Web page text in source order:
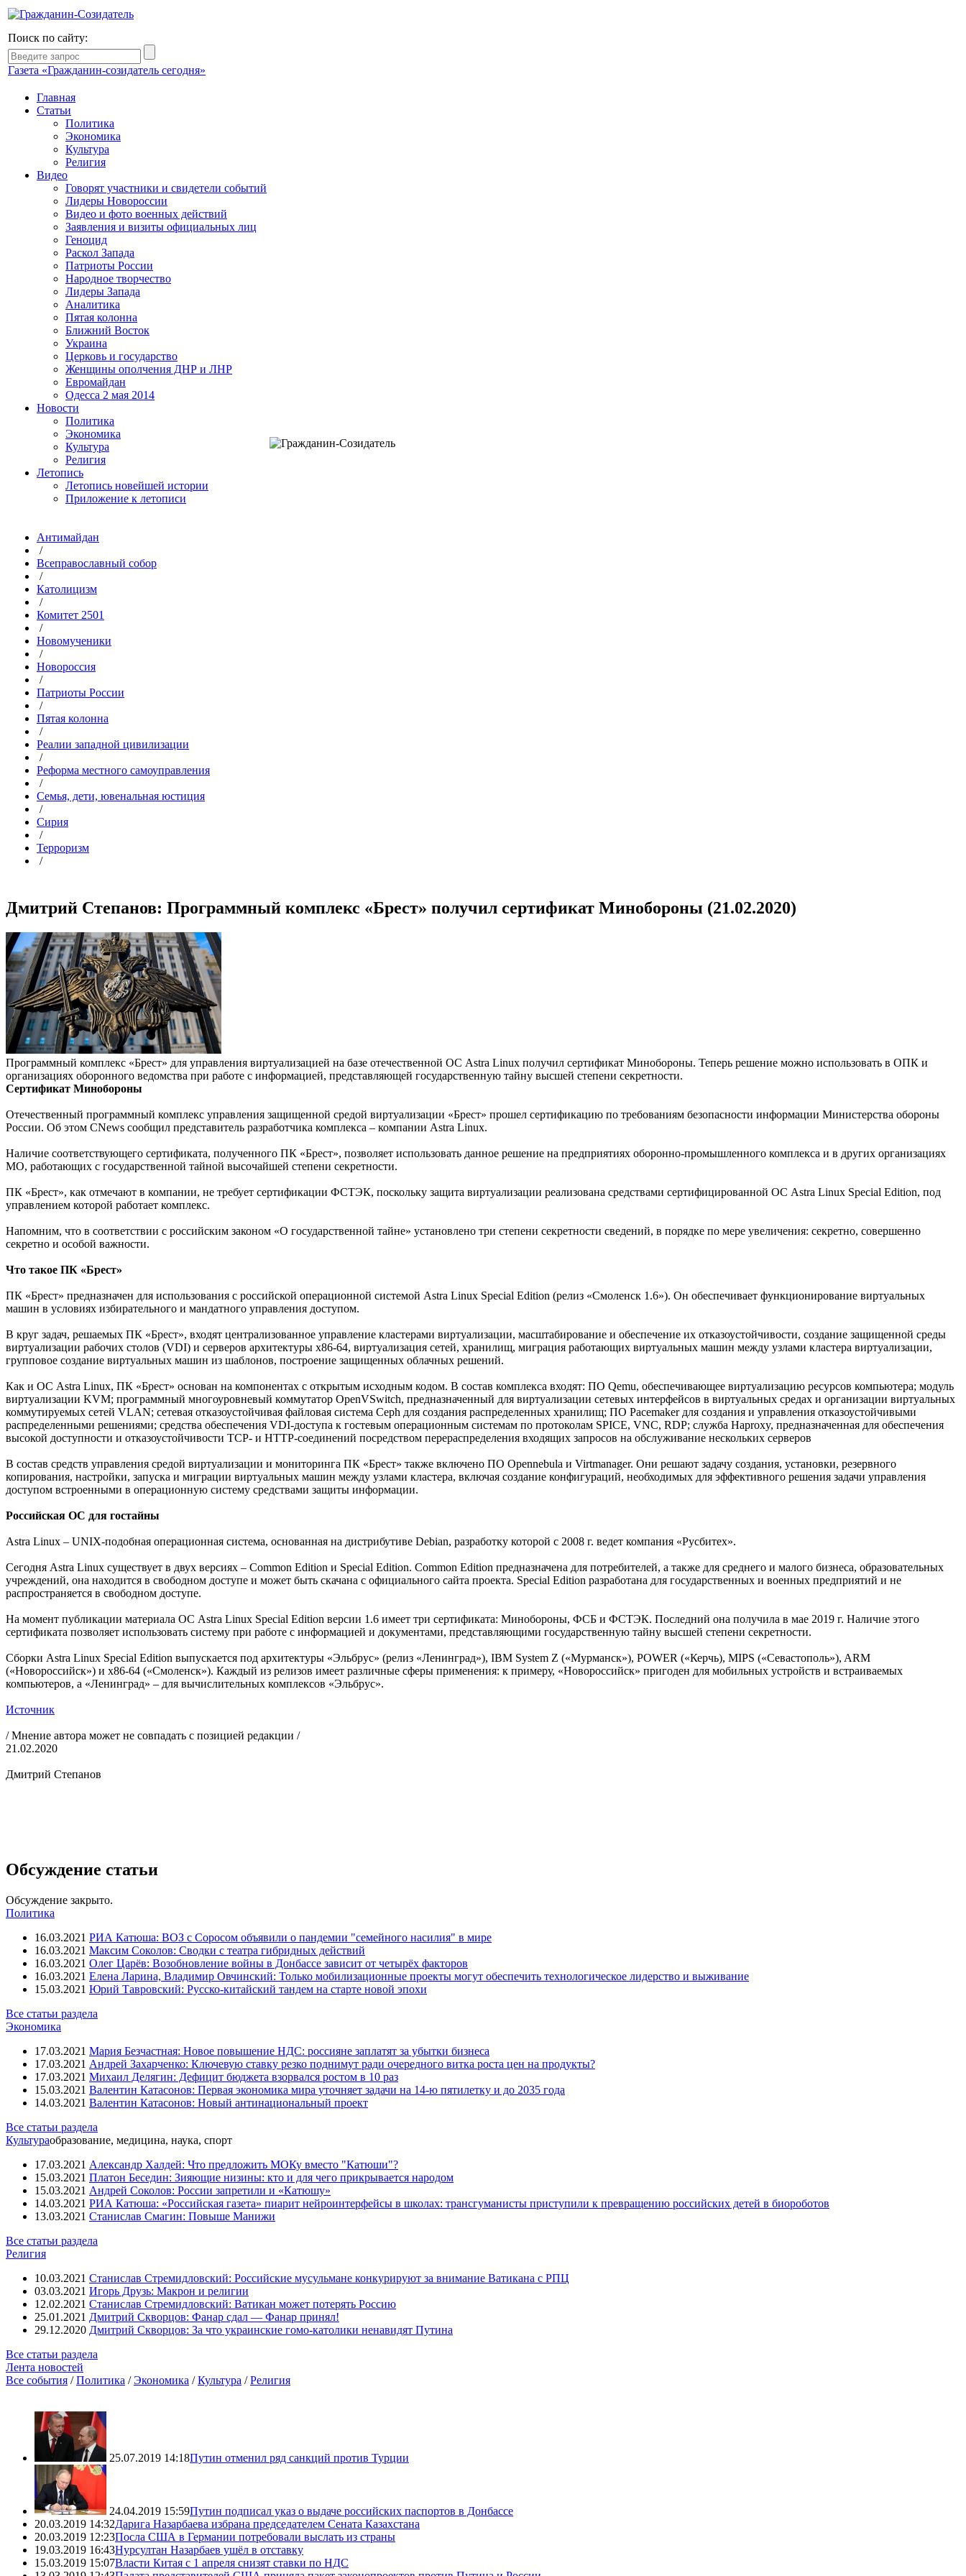
Поиск по сайту:
Газета «Гражданин-созидатель сегодня»
Главная
Статьи
Политика
Экономика
Культура
Религия
Видео
Говорят участники и свидетели событий
Лидеры Новороссии
Видео и фото военных действий
Заявления и визиты официальных лиц
Геноцид
Раскол Запада
Патриоты России
Народное творчество
Лидеры Запада
Аналитика
Пятая колонна
Ближний Восток
Украина
Церковь и государство
Женщины ополчения ДНР и ЛНР
Евромайдан
Одесса 2 мая 2014
Новости
Политика
Экономика
Культура
Религия
Летопись
Летопись новейшей истории
Приложение к летописи
Антимайдан
/
Всеправославный собор
/
Католицизм
/
Комитет 2501
/
Новомученики
/
Новороссия
/
Патриоты России
/
Пятая колонна
/
Реалии западной цивилизации
/
Реформа местного самоуправления
/
Семья, дети, ювенальная юстиция
/
Сирия
/
Терроризм
/
Дмитрий Степанов: Программный комплекс «Брест» получил сертификат Минобороны (21.02.2020)
Программный комплекс «Брест» для управления виртуализацией на базе отечественной ОС Astra Linux получил сертификат Минобороны. Теперь решение можно использовать в ОПК и
организациях оборонного ведомства при работе с информацией, представляющей государственную тайну высшей степени секретности.
Сертификат Минобороны
Отечественный программный комплекс управления защищенной средой виртуализации «Брест» прошел сертификацию по требованиям безопасности информации Министерства обороны
России. Об этом CNews сообщил представитель разработчика комплекса – компании Astra Linux.
Наличие соответствующего сертификата, полученного ПК «Брест», позволяет использовать данное решение на предприятиях оборонно-промышленного комплекса и в других организациях
МО, работающих с государственной тайной высочайшей степени секретности.
ПК «Брест», как отмечают в компании, не требует сертификации ФСТЭК, поскольку защита виртуализации реализована средствами сертифицированной ОС Astra Linux Special Edition, под
управлением которой работает комплекс.
Напомним, что в соответствии с российским законом «О государственной тайне» установлено три степени секретности сведений, в порядке по мере увеличения: секретно, совершенно
секретно и особой важности.
Что такое ПК «Брест»
ПК «Брест» предназначен для использования с российской операционной системой Astra Linux Special Edition (релиз «Смоленск 1.6»). Он обеспечивает функционирование виртуальных
машин в условиях избирательного и мандатного управления доступом.
В круг задач, решаемых ПК «Брест», входят централизованное управление кластерами виртуализации, масштабирование и обеспечение их отказоустойчивости, создание защищенной среды
виртуализации рабочих столов (VDI) и серверов архитектуры х86-64, виртуализация сетей, хранилищ, миграция работающих виртуальных машин между узлами кластера виртуализации,
групповое создание виртуальных машин из шаблонов, построение защищенных облачных решений.
Как и ОС Astra Linux, ПК «Брест» основан на компонентах с открытым исходным кодом. В состав комплекса входят: ПО Qemu, обеспечивающее виртуализацию ресурсов компьютера; модуль
виртуализации KVM; программный многоуровневый коммутатор OpenVSwitch, предназначенный для виртуализации сетевых интерфейсов в виртуальных средах и организации виртуальных
коммутируемых сетей VLAN; cетевая отказоустойчивая файловая система Ceph для создания распределенных хранилищ; ПО Pacemaker для создания и управления отказоустойчивыми
распределенными решениями; средства обеспечения VDI-доступа к гостевым операционным системам по протоколам SPICE, VNC, RDP; служба Haproxy, предназначенная для обеспечения
высокой доступности и отказоустойчивости TCP- и HTTP-соединений посредством перераспределения входящих запросов на обслуживание нескольких серверов
В состав средств управления средой виртуализации и мониторинга ПК «Брест» также включено ПО Opennebula и Virtmanager. Они решают задачу создания, установки, резервного
копирования, настройки, запуска и миграции виртуальных машин между узлами кластера, включая создание конфигураций, необходимых для эффективного решения задачи управления
доступом встроенными в операционную систему средствами защиты информации.
Российская ОС для гостайны
Astra Linux – UNIX-подобная операционная система, основанная на дистрибутиве Debian, разработку которой с 2008 г. ведет компания «Русбитех».
Сегодня Astra Linux существует в двух версиях – Common Edition и Special Edition. Common Edition предназначена для потребителей, а также для среднего и малого бизнеса, образовательных
учреждений, она находится в свободном доступе и может быть скачана с официального сайта проекта. Special Edition разработана для государственных и военных предприятий и не
распространяется в свободном доступе.
На момент публикации материала ОС Astra Linux Special Edition версии 1.6 имеет три сертификата: Минобороны, ФСБ и ФСТЭК. Последний она получила в мае 2019 г. Наличие этого
сертификата позволяет использовать систему при работе с информацией и документами, представляющими государственную тайну высшей степени секретности.
Сборки Astra Linux Special Edition выпускается под архитектуры «Эльбрус» (релиз «Ленинград»), IBM System Z («Мурманск»), POWER («Керчь), MIPS («Севастополь»), ARM
(«Новороссийск») и x86-64 («Смоленск»). Каждый из релизов имеет различные сферы применения: к примеру, «Новороссийск» пригоден для мобильных устройств и встраиваемых
компьютеров, а «Ленинград» – для вычислительных комплексов «Эльбрус».
Источник
/ Мнение автора может не совпадать с позицией редакции /
21.02.2020
Дмитрий Степанов
Обсуждение статьи
Обсуждение закрыто.
Политика
16.03.2021 РИА Катюша: ВОЗ с Соросом объявили о пандемии "семейного насилия" в мире
16.03.2021 Максим Соколов: Сводки с театра гибридных действий
16.03.2021 Олег Царёв: Возобновление войны в Донбассе зависит от четырёх факторов
16.03.2021 Елена Ларина, Владимир Овчинский: Только мобилизационные проекты могут обеспечить технологическое лидерство и выживание
15.03.2021 Юрий Тавровский: Русско-китайский тандем на старте новой эпохи
Все статьи раздела
Экономика
17.03.2021 Мария Безчастная: Новое повышение НДС: россияне заплатят за убытки бизнеса
17.03.2021 Андрей Захарченко: Ключевую ставку резко поднимут ради очередного витка роста цен на продукты?
17.03.2021 Михаил Делягин: Дефицит бюджета взорвался ростом в 10 раз
15.03.2021 Валентин Катасонов: Первая экономика мира уточняет задачи на 14-ю пятилетку и до 2035 года
14.03.2021 Валентин Катасонов: Новый антинациональный проект
Все статьи раздела
Культураобразование, медицина, наука, спорт
17.03.2021 Александр Халдей: Что предложить МОКу вместо "Катюши"?
15.03.2021 Платон Беседин: Зияющие низины: кто и для чего прикрывается народом
15.03.2021 Андрей Соколов: России запретили и «Катюшу»
14.03.2021 РИА Катюша: «Российская газета» пиарит нейроинтерфейсы в школах: трансгуманисты приступили к превращению российских детей в биороботов
13.03.2021 Станислав Смагин: Повыше Манижи
Все статьи раздела
Религия
10.03.2021 Станислав Стремидловский: Российские мусульмане конкурируют за внимание Ватикана с РПЦ
03.03.2021 Игорь Друзь: Макрон и религии
12.02.2021 Станислав Стремидловский: Ватикан может потерять Россию
25.01.2021 Дмитрий Скворцов: Фанар сдал — Фанар принял!
29.12.2020 Дмитрий Скворцов: За что украинские гомо-католики ненавидят Путина
Все статьи раздела
Лента новостей
Все события /Политика /Экономика /Культура /Религия
25.07.2019 14:18Путин отменил ряд санкций против Турции
24.04.2019 15:59Путин подписал указ о выдаче российских паспортов в Донбассе
20.03.2019 14:32Дарига Назарбаева избрана председателем Сената Казахстана
20.03.2019 12:23Посла США в Германии потребовали выслать из страны
19.03.2019 16:43Нурсултан Назарбаев ушёл в отставку
15.03.2019 15:07Власти Китая с 1 апреля снизят ставки по НДС